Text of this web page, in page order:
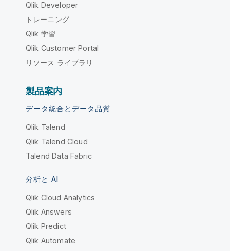
Qlik Developer
トレーニング
Qlik 学習
Qlik Customer Portal
リソース ライブラリ
製品案内
データ統合とデータ品質
Qlik Talend
Qlik Talend Cloud
Talend Data Fabric
分析と AI
Qlik Cloud Analytics
Qlik Answers
Qlik Predict
Qlik Automate